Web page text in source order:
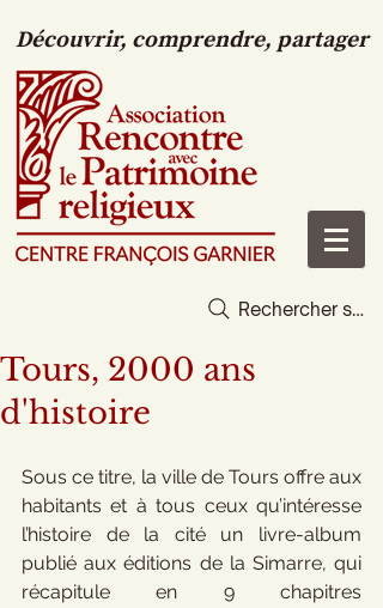
Découvrir, comprendre, partager
Rechercher sur
Tours, 2000 ans
d'histoire
Sous ce titre, la ville de Tours offre aux
habitants et à tous ceux qu’intéresse
l’histoire de la cité un livre-album
publié aux éditions de la Simarre, qui
récapitule en 9 chapitres